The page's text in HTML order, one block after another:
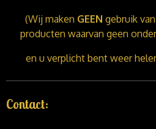
(Wij maken GEEN gebruik
producten waarvan geen
en u verplicht bent weer
Contact: